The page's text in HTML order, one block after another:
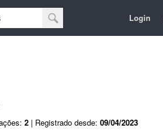
Login
2 | Registrado desde: 09/04/2023